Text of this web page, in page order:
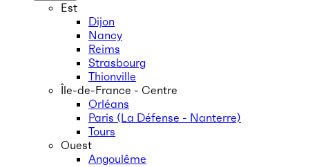
Est
Dijon
Nancy
Reims
Strasbourg
Thionville
Île-de-France - Centre
Orléans
Paris (La Défense - Nanterre)
Tours
Ouest
Angoulême